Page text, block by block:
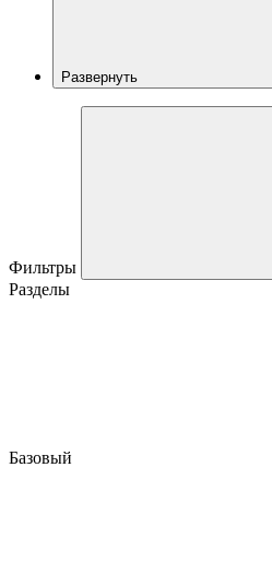
Развернуть
Фильтры
Разделы
Базовый